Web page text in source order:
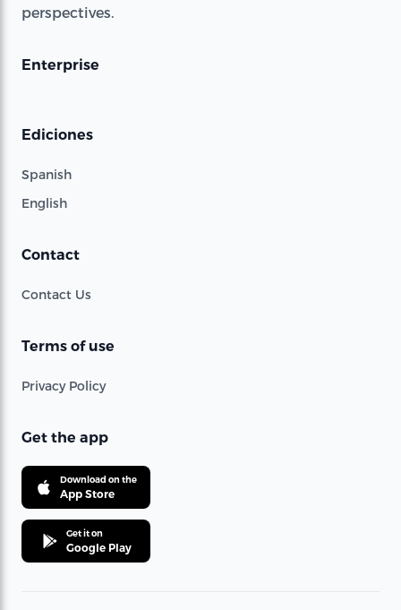
perspectives.
Enterprise
Ediciones
Spanish
English
Contact
Contact Us
Terms of use
Privacy Policy
Get the app
Download on the
App Store
Get it on
Google Play